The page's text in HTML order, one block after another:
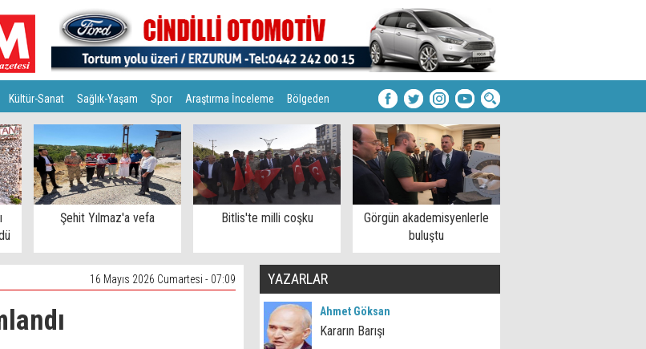
Kültür-Sanat Sağlık-Yaşam Spor Araştırma İnceleme Bölgeden
Şehit Yılmaz'a vefa Bitlis'te milli coşku
Görgün akademisyenlerle
buluştu
16 Mayıs 2026 Cumartesi - 07:09 YAZARLAR
Ahmet Göksan
Kararın Barışı